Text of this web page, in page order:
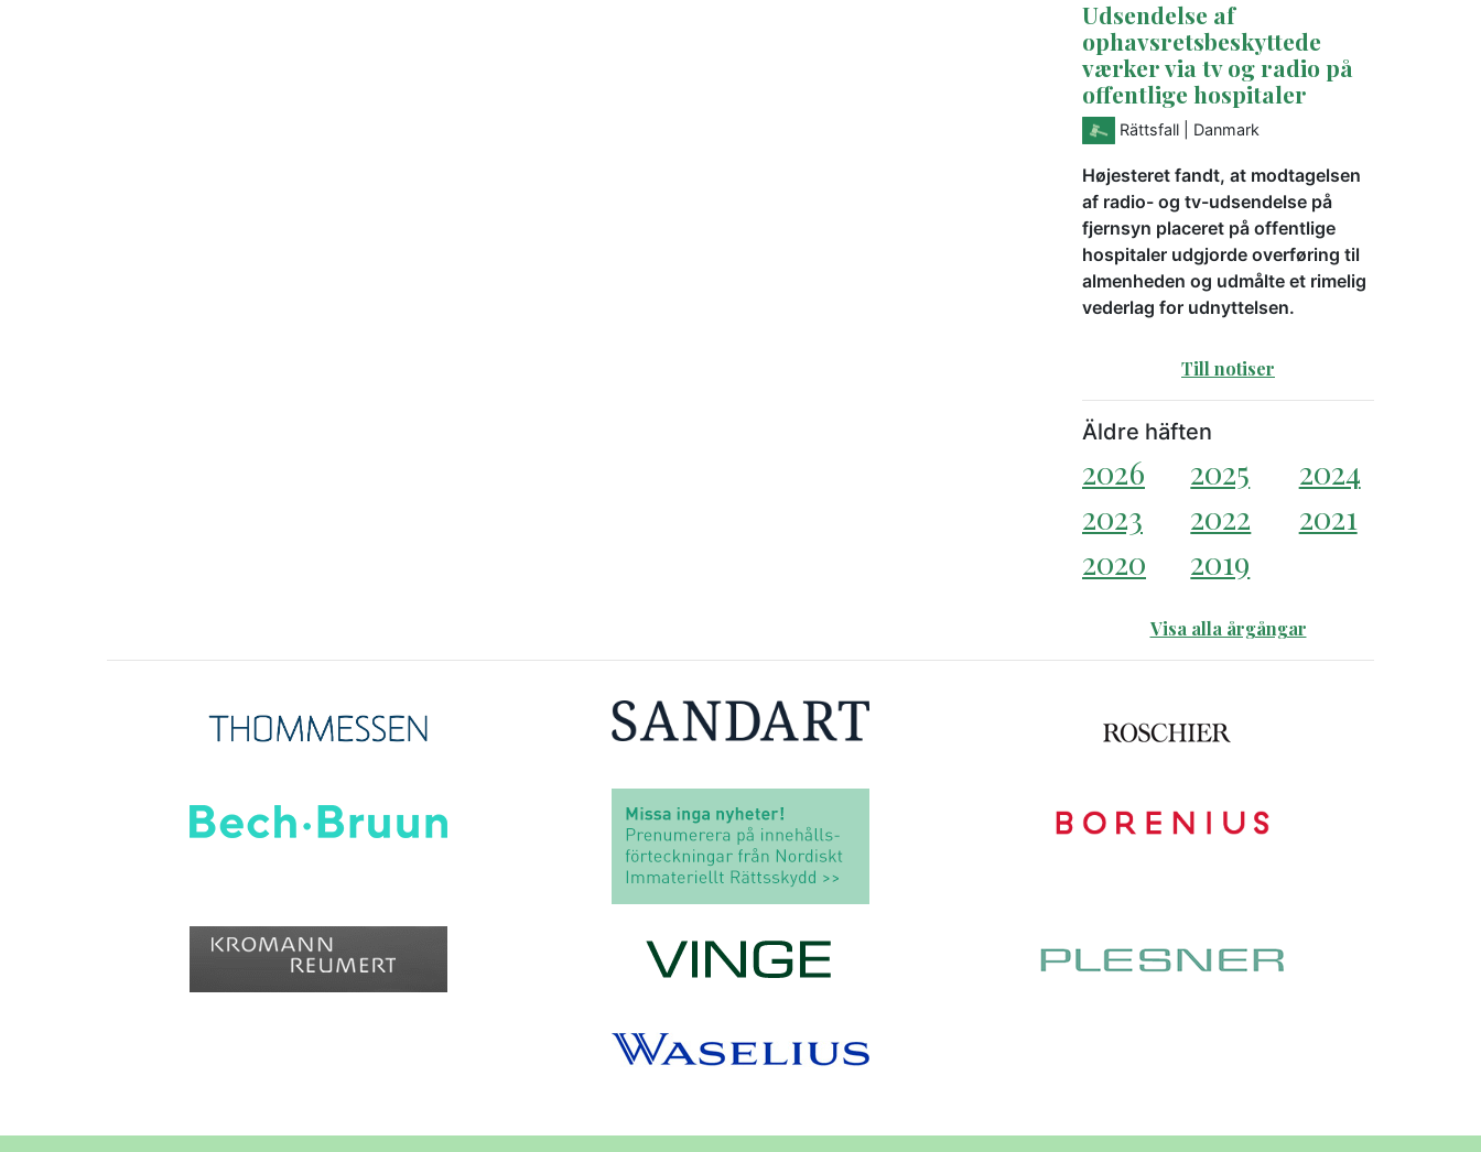
Udsendelse af
ophavsretsbeskyttede
værker via tv og radio på
offentlige hospitaler
Rättsfall | Danmark
Højesteret fandt, at modtagelsen
af radio- og tv-udsendelse på
fjernsyn placeret på offentlige
hospitaler udgjorde overføring til
almenheden og udmålte et rimelig
vederlag for udnyttelsen.
Till notiser
Äldre häften
2026 2025
2024
2023
2022
2021
2020
2019
Visa alla årgångar